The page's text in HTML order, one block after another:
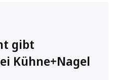
gibt
Kühne+Nagel